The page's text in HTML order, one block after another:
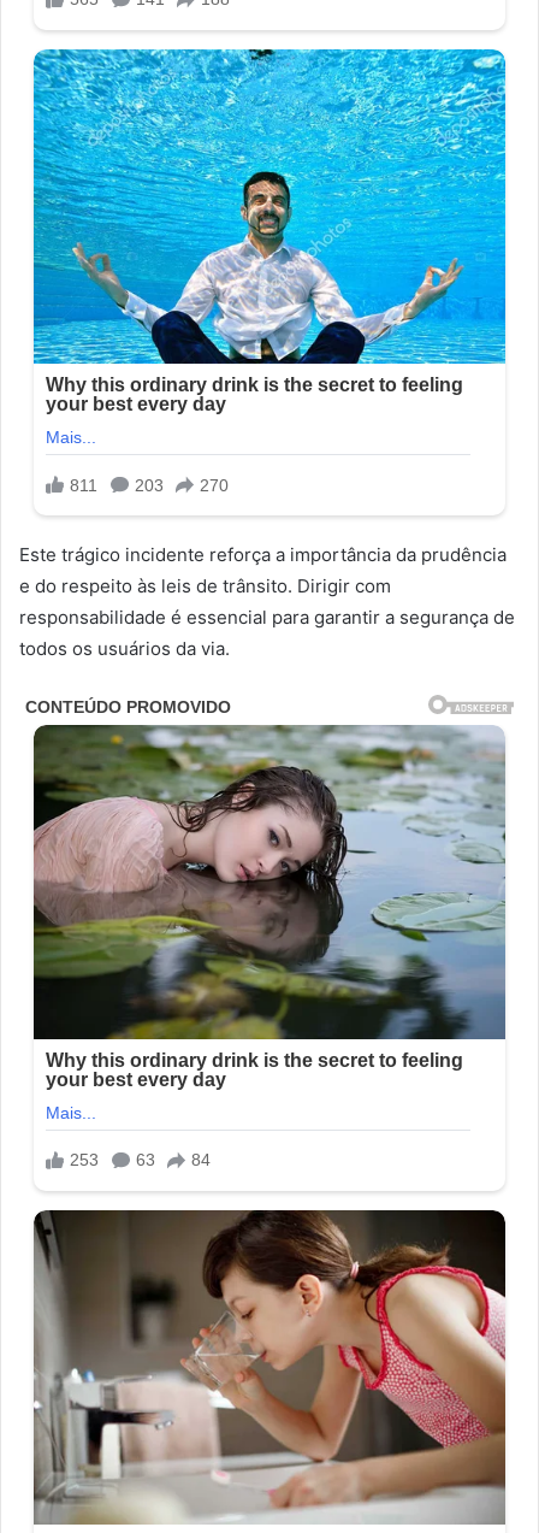
Este trágico incidente reforça a importância da prudência
e do respeito às leis de trânsito. Dirigir com
responsabilidade é essencial para garantir a segurança de
todos os usuários da via.